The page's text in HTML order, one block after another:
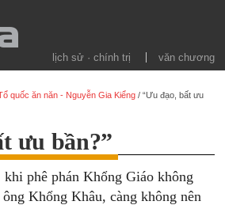
lịch sử · chính trị văn chương
quốc ăn năn - Nguyễn Gia Kiểng /“Ưu đạo, bất ưu
ưu bần?”
phê phán Khổng Giáo không
Khổng Khâu, càng không nên